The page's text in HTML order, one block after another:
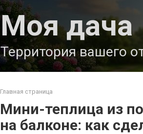
Моя дача
Территория вашего
Главная страница
Мини-теплица из
на балконе: как